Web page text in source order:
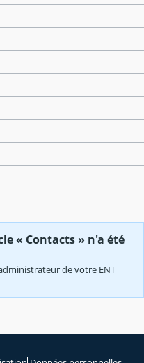
« Contacts » n'a été
de votre ENT